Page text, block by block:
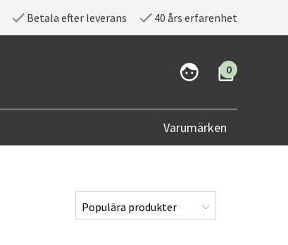
Betala efter leverans 40 års erfarenhet
0
Varumärken